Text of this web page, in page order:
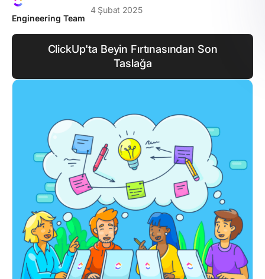
Engineering Team
4 Şubat 2025
ClickUp'ta Beyin Fırtınasından Son
Taslağa